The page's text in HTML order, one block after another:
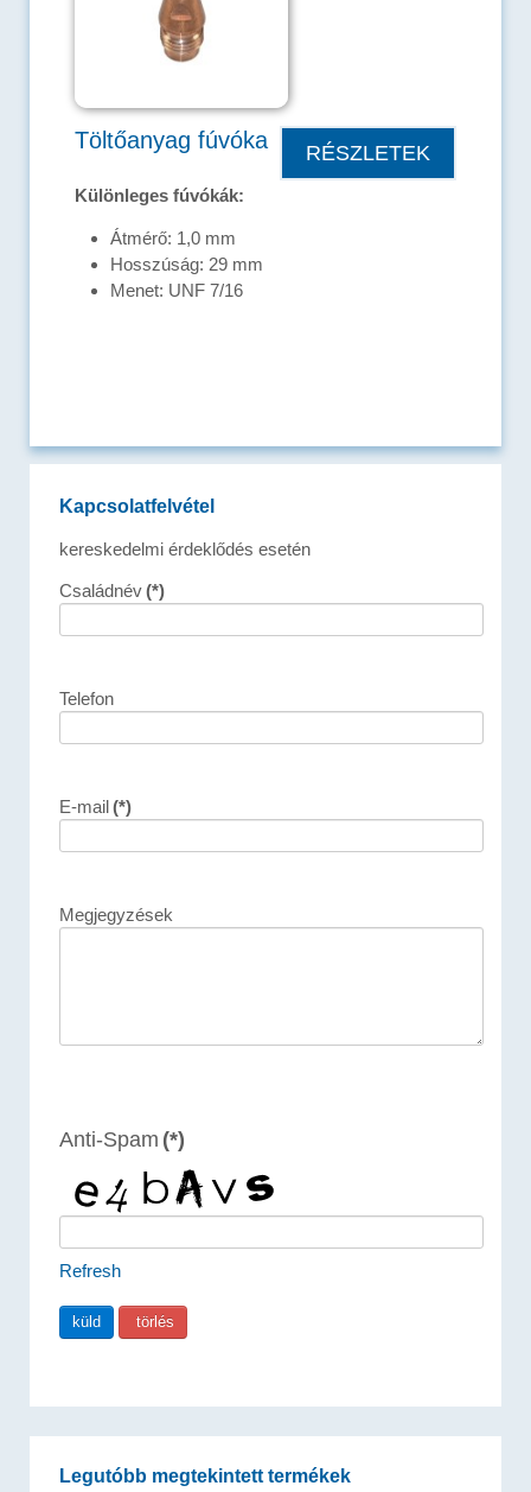
Töltőanyag fúvóka
Különleges fúvókák:
Átmérő: 1,0 mm
Hosszúság: 29 mm
Menet: UNF 7/16
RÉSZLETEK
Kapcsolatfelvétel
kereskedelmi érdeklődés esetén
Családnév(*)
Telefon
E-mail(*)
Megjegyzések
Anti-Spam (*)
Refresh
Legutóbb megtekintett termékek